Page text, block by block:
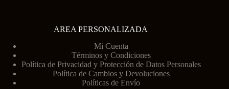
AREA PERSONALIZADA
Mi Cuenta
Términos y Condiciones
Política de Privacidad y Protección de Datos Personales
Política de Cambios y Devoluciones
Políticas de Envío